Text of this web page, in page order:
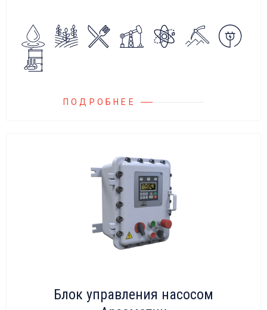
и суспензий. Фильтры устанавливаются
на всасывающих линиях дозировочных
насосных агрегатов и установок.
ПОДРОБНЕЕ
Блок управления насосом